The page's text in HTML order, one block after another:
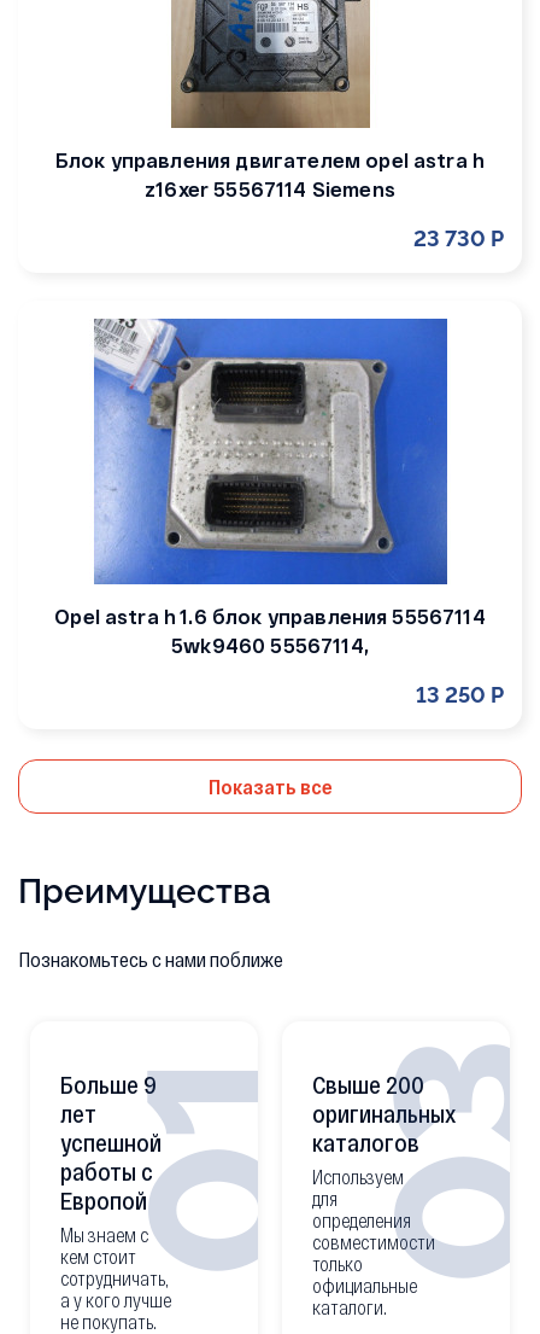
Блок управления двигателем opel astra h
z16xer 55567114 Siemens
23 730 Р
Opel astra h 1.6 блок управления 55567114
5wk9460 55567114,
13 250 Р
Показать все
Преимущества
Познакомьтесь с нами поближе
01
Больше 9
лет
успешной
работы с
Европой
Мы знаем с
кем стоит
сотрудничать,
а у кого лучше
не покупать.
Свыше 200
оригинальных
каталогов
Используем
для
определения
совместимости
только
официальные
каталоги.